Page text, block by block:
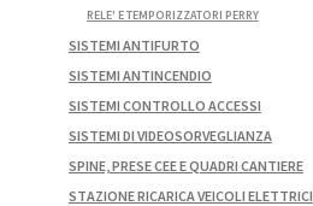
RELE' E TEMPORIZZATORI PERRY
SISTEMI ANTIFURTO
SISTEMI ANTINCENDIO
SISTEMI CONTROLLO ACCESSI
SISTEMI DI VIDEOSORVEGLIANZA
SPINE, PRESE CEE E QUADRI CANTIERE
STAZIONE RICARICA VEICOLI ELETTRICI